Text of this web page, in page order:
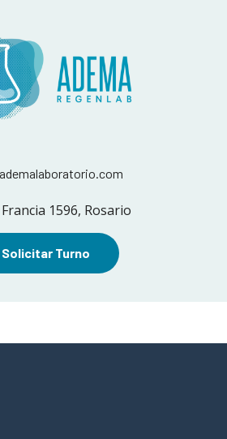
1596, Rosario
Solicitar Turno